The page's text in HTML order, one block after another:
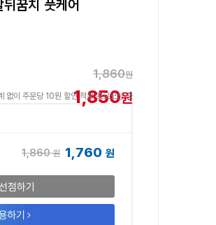
꿈치 풋케어
1,860원
1,850원
없이 주문당 10원 할인 적용 프로모션 중
1,860원 1,760 원
점하기